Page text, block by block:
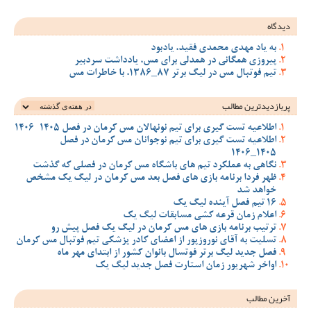
دیدگاه
به یاد مهدی محمدی فقید، یادبود
پیروزی همگانی در همدلی برای مس، یادداشت سردبیر
تیم فوتبال مس در لیگ برتر 87_1386، با خاطرات مس
پربازدیدترین‌ مطالب
اطلاعیه تست گیری برای تیم نونهالان مس کرمان در فصل 1405-1406
اطلاعیه تست گیری برای تیم نوجوانان مس کرمان در فصل
1405_1406
نگاهی به عملکرد تیم های باشگاه مس کرمان در فصلی که گذشت
ظهر فردا برنامه بازی های فصل بعد مس کرمان در لیگ یک مشخص
خواهد شد
16 تیم فصل آینده لیگ یک
اعلام زمان قرعه کشی مسابقات لیگ یک
ترتیب برنامه بازی های مس کرمان در لیگ یک فصل پیش رو
تسلیت به آقای نوروزپور از اعضای کادر پزشکی تیم فوتبال مس کرمان
فصل جدید لیگ برتر فوتسال بانوان کشور از ابتدای مهر ماه
اواخر شهریور زمان استارت فصل جدید لیگ یک
آخرین مطالب